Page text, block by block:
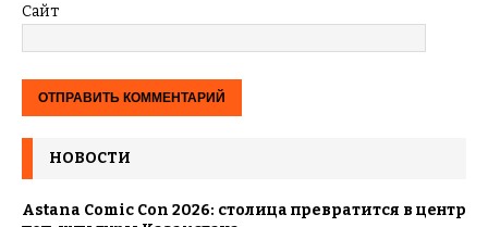
Сайт
НОВОСТИ
Astana Comic Con 2026: столица превратится в центр